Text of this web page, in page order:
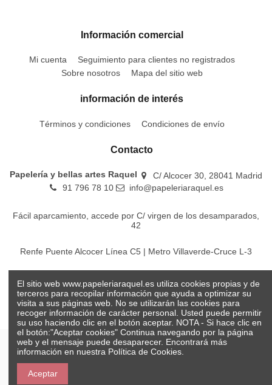
Información comercial
Mi cuenta
Seguimiento para clientes no registrados
Sobre nosotros
Mapa del sitio web
información de interés
Términos y condiciones Condiciones de envío
Contacto
Papelería y bellas artes Raquel
C/ Alcocer 30, 28041 Madrid
91 796 78 10
info@papeleriaraquel.es
Fácil aparcamiento, accede por C/ virgen de los desamparados,
42
Renfe Puente Alcocer Línea C5 | Metro Villaverde-Cruce L-3
El sitio web www.papeleriaraquel.es utiliza cookies propias y de
terceros para recopilar información que ayuda a optimizar su
visita a sus páginas web. No se utilizarán las cookies para
recoger información de carácter personal. Usted puede permitir
su uso haciendo clic en el botón aceptar. NOTA - Si hace clic en
el botón:"Aceptar cookies" Continua navegando por la página
web y el mensaje puede desaparecer. Encontrará más
información en nuestra Política de Cookies.
Aceptar